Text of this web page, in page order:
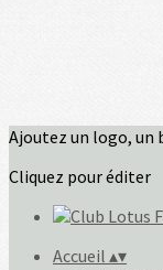
Ajoutez un logo, un
Cliquez pour éditer
Accueil ▴▾